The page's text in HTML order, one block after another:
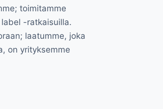
toimitamme
-ratkaisuilla.
laatumme, joka
on yrityksemme